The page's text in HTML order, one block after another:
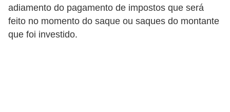
adiamento do pagamento de impostos que será
feito no momento do saque ou saques do montante
que foi investido.
i
t